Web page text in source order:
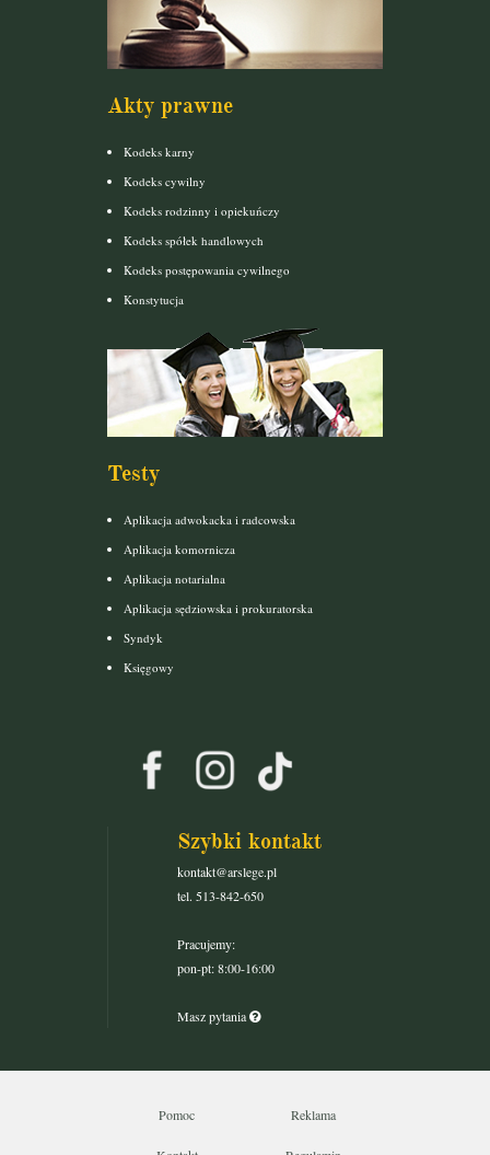
Akty prawne
Kodeks karny
Kodeks cywilny
Kodeks rodzinny i opiekuńczy
Kodeks spółek handlowych
Kodeks postępowania cywilnego
Konstytucja
Testy
Aplikacja adwokacka i radcowska
Aplikacja komornicza
Aplikacja notarialna
Aplikacja sędziowska i prokuratorska
Syndyk
Księgowy
Szybki kontakt
kontakt@arslege.pl
tel. 513-842-650
Pracujemy:
pon-pt: 8:00-16:00
Masz pytania
Pomoc Reklama